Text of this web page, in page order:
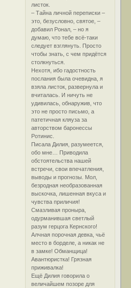
листок.
– Тайна личной переписки –
это, безусловно, святое, –
добавил Ронал, – но я
думаю, что тебе всё-таки
следует взглянуть. Просто
чтобы знать, с чем придётся
столкнуться.
Нехотя, ибо гадостность
послания была очевидна, я
взяла листок, развернула и
вчиталась. И ничуть не
удивилась, обнаружив, что
это не просто письмо, а
патетичная кляуза за
авторством баронессы
Ротинис.
Писала Дилия, разумеется,
обо мне… Приводила
обстоятельства нашей
встречи, свои впечатления,
выводы и прогнозы. Мол,
безродная необразованная
выскочка, лишенная вкуса и
чувства приличия!
Смазливая проныра,
одурманившая светлый
разум герцога Кернского!
Алчная порочная девка, чьё
место в борделе, а никак не
в замке! Обманщица!
Авантюристка! Грязная
приживалка!
Ещё Дилия говорила о
величайшем позоре для